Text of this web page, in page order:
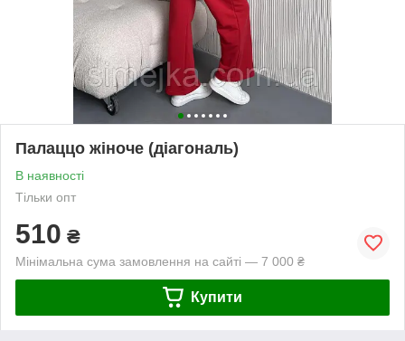
Палаццо жіноче (діагональ)
В наявності
Тільки опт
510 ₴
Мінімальна сума замовлення на сайті — 7 000 ₴
Купити